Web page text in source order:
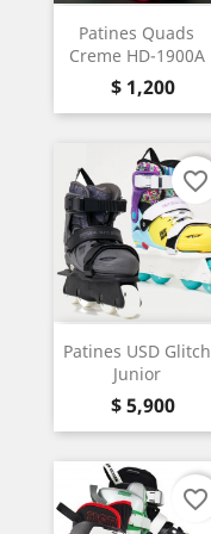
Patines Quads
Creme HD-1900A
Precio
$ 1,200
Patines USD Glitch
Junior
Precio
$ 5,900
favorite_border
favorite_border